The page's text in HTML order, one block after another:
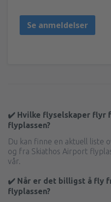
Se anmeldelser
✔️ Hvilke flyselskaper flyr
flyplassen?
Du kan finne en aktuell liste
og fra Skiathos Airport
vår.
✔️ Når er det billigst å fly
flyplassen?